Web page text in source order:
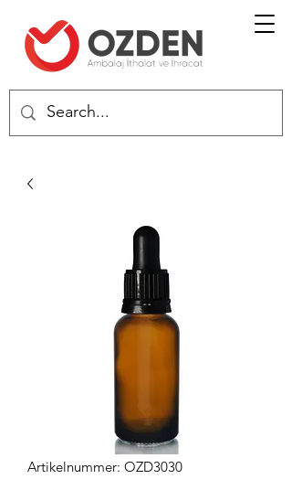
Artikelnummer: OZD3030